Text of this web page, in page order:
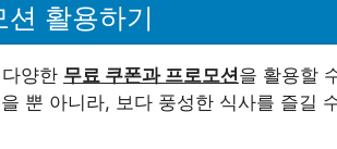
활용하기
양한 무료 쿠폰과 프로모션을 활용할
뿐 아니라, 보다 풍성한 식사를 즐길